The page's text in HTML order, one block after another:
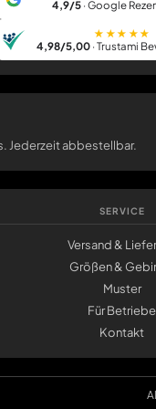
4,9/5 · Google
★★★★★
4,98/5,00 · Trustami
Jederzeit abbestellbar.
SERVICE
Versand &
Größen &
Muster
Für Betriebe
Kontakt